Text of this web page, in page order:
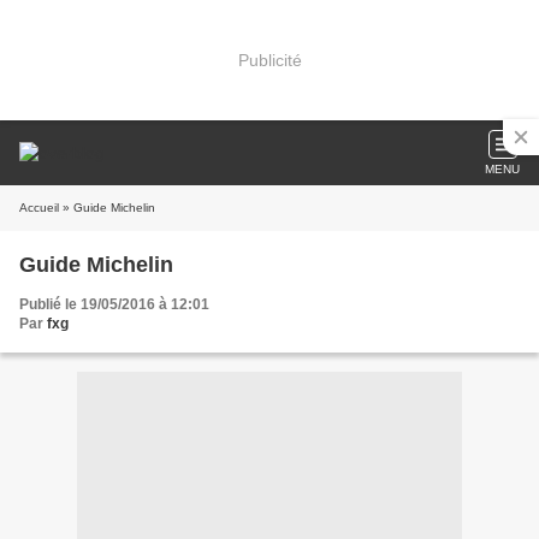
Publicité
MENU
Accueil » Guide Michelin
Guide Michelin
Publié le 19/05/2016 à 12:01
Par fxg